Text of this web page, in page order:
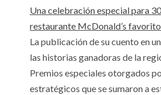
Una celebración especial para
restaurante McDonald’s
La publicación de su cuento en
las historias ganadoras de la
Premios especiales otorgados
estratégicos que se sumaron a